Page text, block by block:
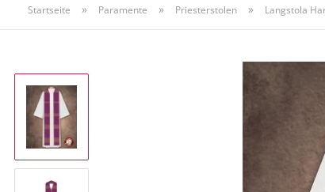
Startseite » Paramente » Priesterstolen » Langstola